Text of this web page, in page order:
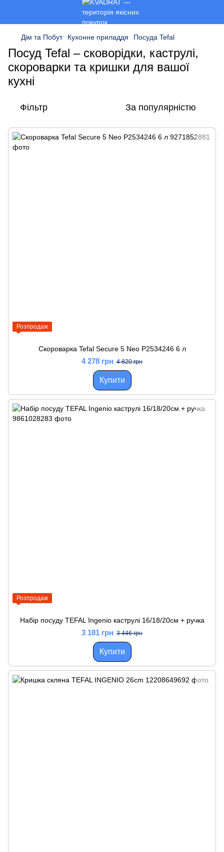
Дім та Побут Кухонне приладдя Посуда Tefal
Посуд Tefal – сковорідки, каструлі,
скороварки та кришки для вашої
кухні
Фільтр За популярністю
Розпродаж
Скороварка Tefal Secure 5 Neo P2534246 6 л
4 278 грн 4 820 грн
Купити
Розпродаж
Набір посуду TEFAL Ingenio каструлі 16/18/20см + ручка
3 181 грн 3 446 грн
Купити